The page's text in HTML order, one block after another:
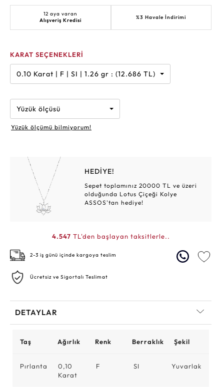
12 aya varan
Alışveriş Kredisi
%3 Havale İndirimi
KARAT SEÇENEKLERİ
0.10 Karat | F | SI | 1.26 gr : (12.686 TL)
Yüzük ölçüsü
Yüzük ölçümü bilmiyorum!
HEDİYE!
Sepet toplamınız 20000 TL ve üzeri
olduğunda Lotus Çiçeği Kolye
ASSOS'tan hediye!
4.547 TL'den başlayan taksitlerle..
2-3 iş günü içinde kargoya teslim
Ücretsiz ve Sigortalı Teslimat
DETAYLAR
Taş Ağırlık Renk Berraklık Şekil
Pırlanta
0,10
Karat
F SI Yuvarlak